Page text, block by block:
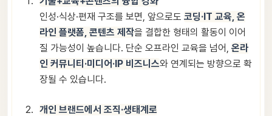
인성·식상·편재 구조를 보면, 앞으로도 코딩·IT 교육, 온
라인 플랫폼, 콘텐츠 제작을 결합한 형태의 활동이 이어
질 가능성이 높습니다. 단순 오프라인 교육을 넘어, 온라
인 커뮤니티·미디어·IP 비즈니스와 연계되는 방향으로 확
장될 수 있습니다.
개인 브랜드에서 조직·생태계로